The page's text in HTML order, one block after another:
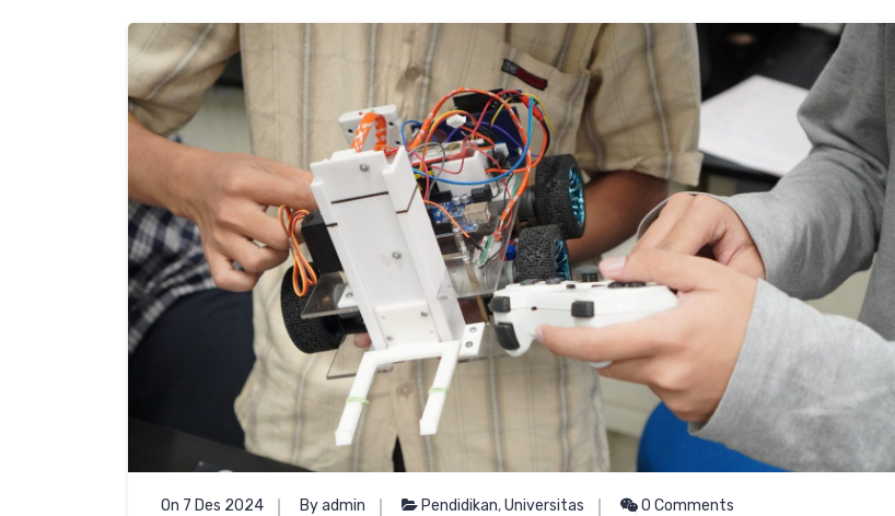
On 7 Des 2024 By admin Pendidikan,Universitas 0 Comments